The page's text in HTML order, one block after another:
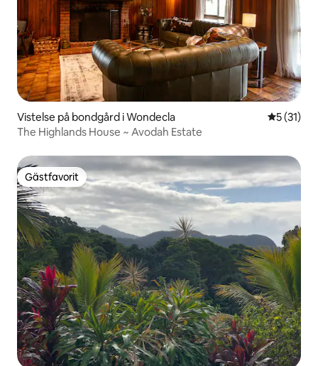
Vistelse på bondgård i Wondecla 5 av 5 i
5 (31)
The Highlands House ~ Avodah Estate
Gästfavorit
Gästfavorit